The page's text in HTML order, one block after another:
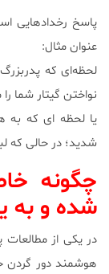
پاسخ رخدادهایی
عنوان مثال:
لحظه‌ای که
نواختن گیتار شما
یا لحظه ای که به
شدید؛ در حالی که
چگونه
شده و به
هوشمند دور گردن